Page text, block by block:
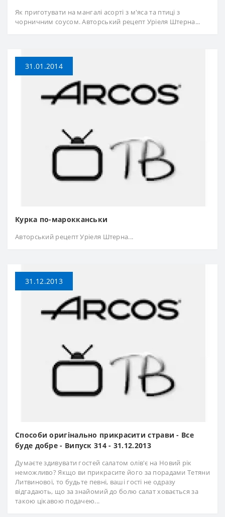
Як приготувати на мангалі асорті з м'яса та птиці з
чорничним соусом. Авторський рецепт Уріеля Штерна...
31.01.2014
Курка по-марокканськи
Авторський рецепт Уріеля Штерна...
31.12.2013
Способи оригінально прикрасити страви - Все
буде добре - Випуск 314 - 31.12.2013
Думаєте здивувати гостей салатом олів'є на Новий рік
неможливо? Якщо ви прикрасите його за порадами Тетяни
Литвинової, то будьте певні, ваші гості не одразу
відгадають, що за знайомий до болю салат ховається за
такою цікавою подачею...